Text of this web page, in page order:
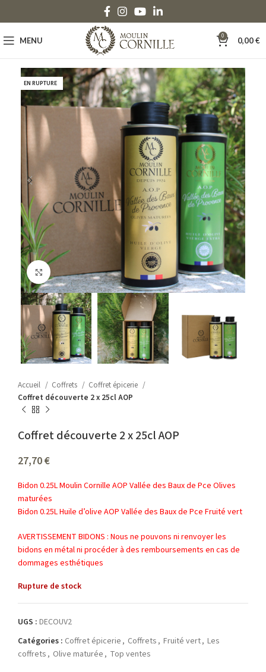
MENU 0 0,00€
EN RUPTURE
Agrandir
Accueil Coffrets
Coffret épicerie
Coffret découverte 2 x 25cl AOP
Coffret découverte 2 x 25cl AOP
27,70€
Bidon 0.25L Moulin Cornille AOP Vallée des Baux de Pce Olives
maturées
Bidon 0.25L Huile d’olive AOP Vallée des Baux de Pce Fruité vert
AVERTISSEMENT BIDONS : Nous ne pouvons ni renvoyer les
bidons en métal ni procéder à des remboursements en cas de
dommages esthétiques
Rupture de stock
UGS : DECOUV2
Catégories : Coffret épicerie, Coffrets, Fruité vert, Les
coffrets, Olive maturée, Top ventes